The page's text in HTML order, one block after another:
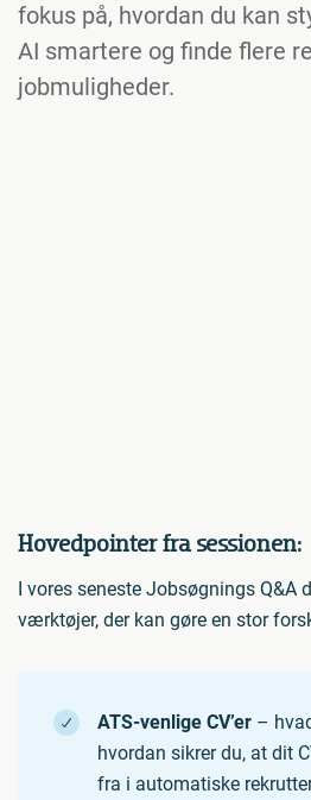
fokus på, hvordan du kan
AI smartere og finde flere
jobmuligheder.
Hovedpointer fra sessionen:
I vores seneste Jobsøgnings Q&A
værktøjer, der kan gøre en stor
ATS-venlige CV’er –
hvordan sikrer du, at dit
fra i automatiske